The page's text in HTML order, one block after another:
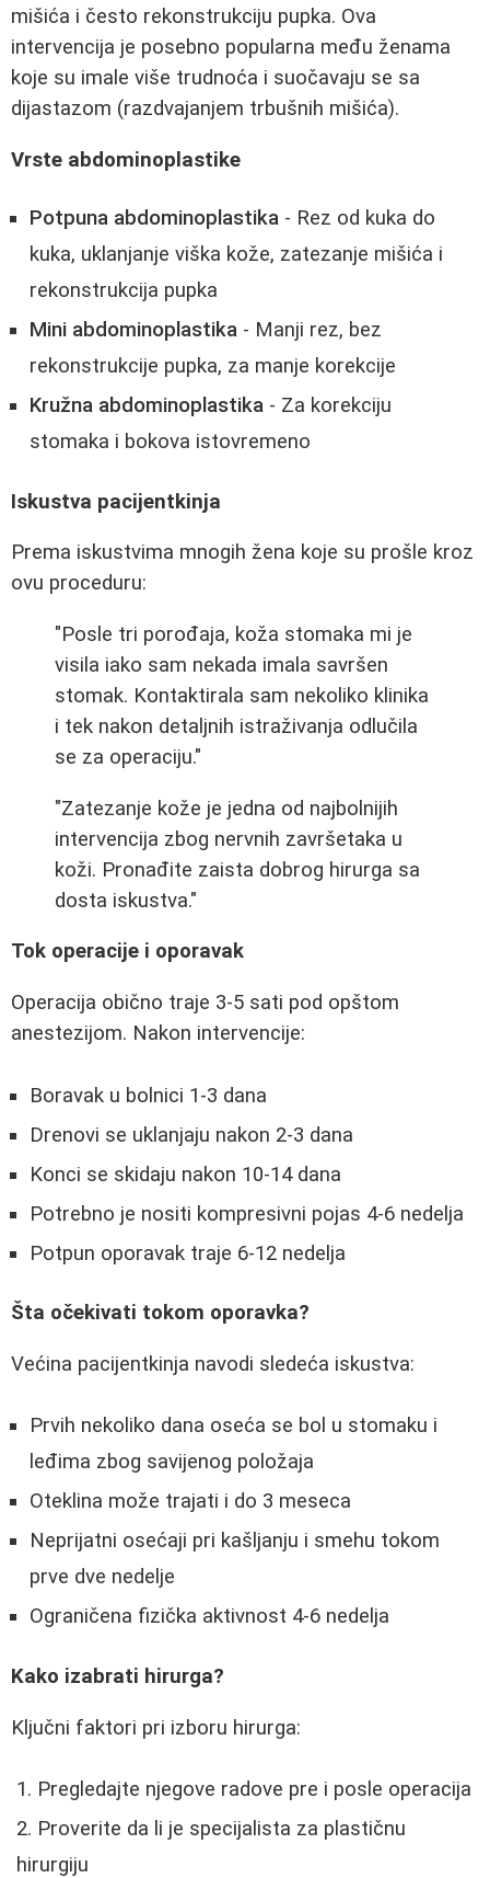
mišića i često rekonstrukciju pupka. Ova
intervencija je posebno popularna među ženama
koje su imale više trudnoća i suočavaju se sa
dijastazom (razdvajanjem trbušnih mišića).
Vrste abdominoplastike
Potpuna abdominoplastika - Rez od kuka do
kuka, uklanjanje viška kože, zatezanje mišića i
rekonstrukcija pupka
Mini abdominoplastika - Manji rez, bez
rekonstrukcije pupka, za manje korekcije
Kružna abdominoplastika - Za korekciju
stomaka i bokova istovremeno
Iskustva pacijentkinja
Prema iskustvima mnogih žena koje su prošle kroz
ovu proceduru:
"Posle tri porođaja, koža stomaka mi je
visila iako sam nekada imala savršen
stomak. Kontaktirala sam nekoliko klinika
i tek nakon detaljnih istraživanja odlučila
se za operaciju."
"Zatezanje kože je jedna od najbolnijih
intervencija zbog nervnih završetaka u
koži. Pronađite zaista dobrog hirurga sa
dosta iskustva."
Tok operacije i oporavak
Operacija obično traje 3-5 sati pod opštom
anestezijom. Nakon intervencije:
Boravak u bolnici 1-3 dana
Drenovi se uklanjaju nakon 2-3 dana
Konci se skidaju nakon 10-14 dana
Potrebno je nositi kompresivni pojas 4-6 nedelja
Potpun oporavak traje 6-12 nedelja
Šta očekivati tokom oporavka?
Većina pacijentkinja navodi sledeća iskustva:
Prvih nekoliko dana oseća se bol u stomaku i
leđima zbog savijenog položaja
Oteklina može trajati i do 3 meseca
Neprijatni osećaji pri kašljanju i smehu tokom
prve dve nedelje
Ograničena fizička aktivnost 4-6 nedelja
Kako izabrati hirurga?
Ključni faktori pri izboru hirurga:
Pregledajte njegove radove pre i posle operacija
Proverite da li je specijalista za plastičnu
hirurgiju